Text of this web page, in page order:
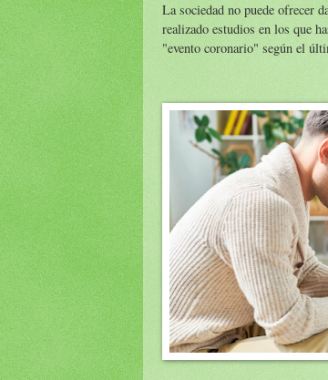
La sociedad no puede ofrecer
realizado estudios en los que
"evento coronario" según el